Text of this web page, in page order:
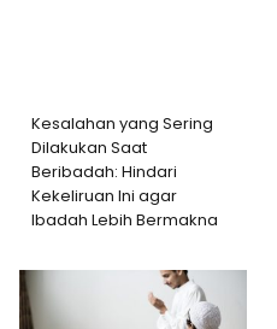
Kesalahan yang Sering
Dilakukan Saat
Beribadah: Hindari
Kekeliruan Ini agar
Ibadah Lebih Bermakna